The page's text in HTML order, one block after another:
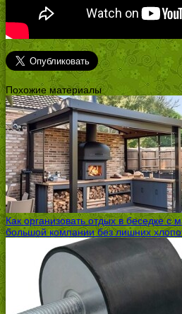
Похожие материалы
Как организовать отдых в беседке с
большой компании без лишних